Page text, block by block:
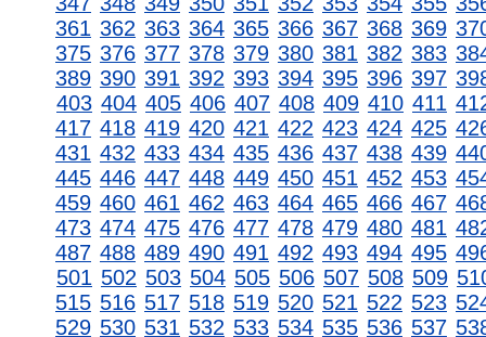
361 362 363 364 365 366 367 368 369
375 376 377 378 379 380 381 382 383
389 390 391 392 393 394 395 396 397
403 404 405 406 407 408 409 410 411
417 418 419 420 421 422 423 424 425
431 432 433 434 435 436 437 438 439
445 446 447 448 449 450 451 452 453
459 460 461 462 463 464 465 466 467
473 474 475 476 477 478 479 480 481
487 488 489 490 491 492 493 494 495
501 502 503 504 505 506 507 508 509
515 516 517 518 519 520 521 522 523
529 530 531 532 533 534 535 536 537